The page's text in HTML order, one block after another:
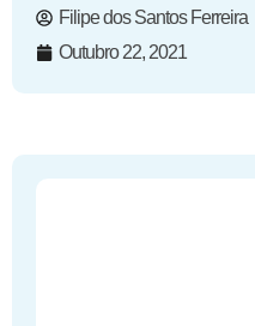
Filipe dos Santos Ferreira
Outubro 22, 2021